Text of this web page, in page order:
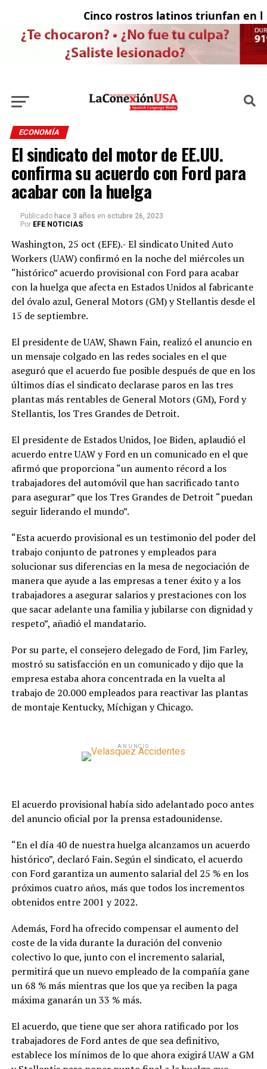
Cinco rostros latinos triunfan en la
ECONOMÍA
El sindicato del motor de EE.UU.
confirma su acuerdo con Ford para
acabar con la huelga
Publicado hace 3 años en octubre 26, 2023
Por EFE NOTICIAS
Washington, 25 oct (EFE).- El sindicato United Auto
Workers (UAW) confirmó en la noche del miércoles un
“histórico” acuerdo provisional con Ford para acabar
con la huelga que afecta en Estados Unidos al fabricante
del óvalo azul, General Motors (GM) y Stellantis desde el
15 de septiembre.
El presidente de UAW, Shawn Fain, realizó el anuncio en
un mensaje colgado en las redes sociales en el que
aseguró que el acuerdo fue posible después de que en los
últimos días el sindicato declarase paros en las tres
plantas más rentables de General Motors (GM), Ford y
Stellantis, los Tres Grandes de Detroit.
El presidente de Estados Unidos, Joe Biden, aplaudió el
acuerdo entre UAW y Ford en un comunicado en el que
afirmó que proporciona “un aumento récord a los
trabajadores del automóvil que han sacrificado tanto
para asegurar” que los Tres Grandes de Detroit “puedan
seguir liderando el mundo”.
“Esta acuerdo provisional es un testimonio del poder del
trabajo conjunto de patrones y empleados para
solucionar sus diferencias en la mesa de negociación de
manera que ayude a las empresas a tener éxito y a los
trabajadores a asegurar salarios y prestaciones con los
que sacar adelante una familia y jubilarse con dignidad y
respeto”, añadió el mandatario.
Por su parte, el consejero delegado de Ford, Jim Farley,
mostró su satisfacción en un comunicado y dijo que la
empresa estaba ahora concentrada en la vuelta al
trabajo de 20.000 empleados para reactivar las plantas
de montaje Kentucky, Míchigan y Chicago.
ANUNCIO
El acuerdo provisional había sido adelantado poco antes
del anuncio oficial por la prensa estadounidense.
“En el día 40 de nuestra huelga alcanzamos un acuerdo
histórico”, declaró Fain. Según el sindicato, el acuerdo
con Ford garantiza un aumento salarial del 25 % en los
próximos cuatro años, más que todos los incrementos
obtenidos entre 2001 y 2022.
Además, Ford ha ofrecido compensar el aumento del
coste de la vida durante la duración del convenio
colectivo lo que, junto con el incremento salarial,
permitirá que un nuevo empleado de la compañía gane
un 68 % más mientras que los que ya reciben la paga
máxima ganarán un 33 % más.
El acuerdo, que tiene que ser ahora ratificado por los
trabajadores de Ford antes de que sea definitivo,
establece los mínimos de lo que ahora exigirá UAW a GM